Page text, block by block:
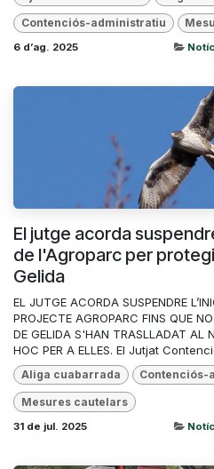
Contenciós-administratiu
6 d’ag. 2025
El jutge acorda
de l'Agroparc per
Gelida
EL JUTGE ACORDA SUSPENDRE
PROJECTE AGROPARC FINS QUE
DE GELIDA S'HAN TRASLLADAT AL
HOC PER A ELLES. El Jutjat
Aliga cuabarrada Contenciós-
Mesures cautelars
31 de jul. 2025